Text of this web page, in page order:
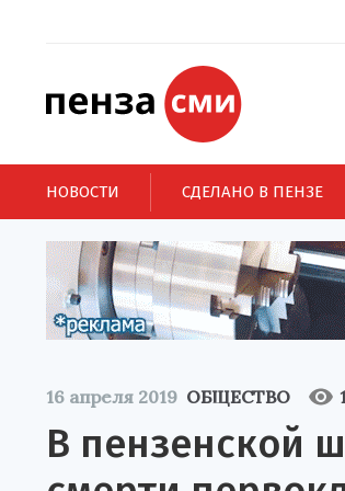
НОВОСТИ СДЕЛАНО В ПЕНЗЕ
16 апреля 2019 ОБЩЕСТВО
В пензенской